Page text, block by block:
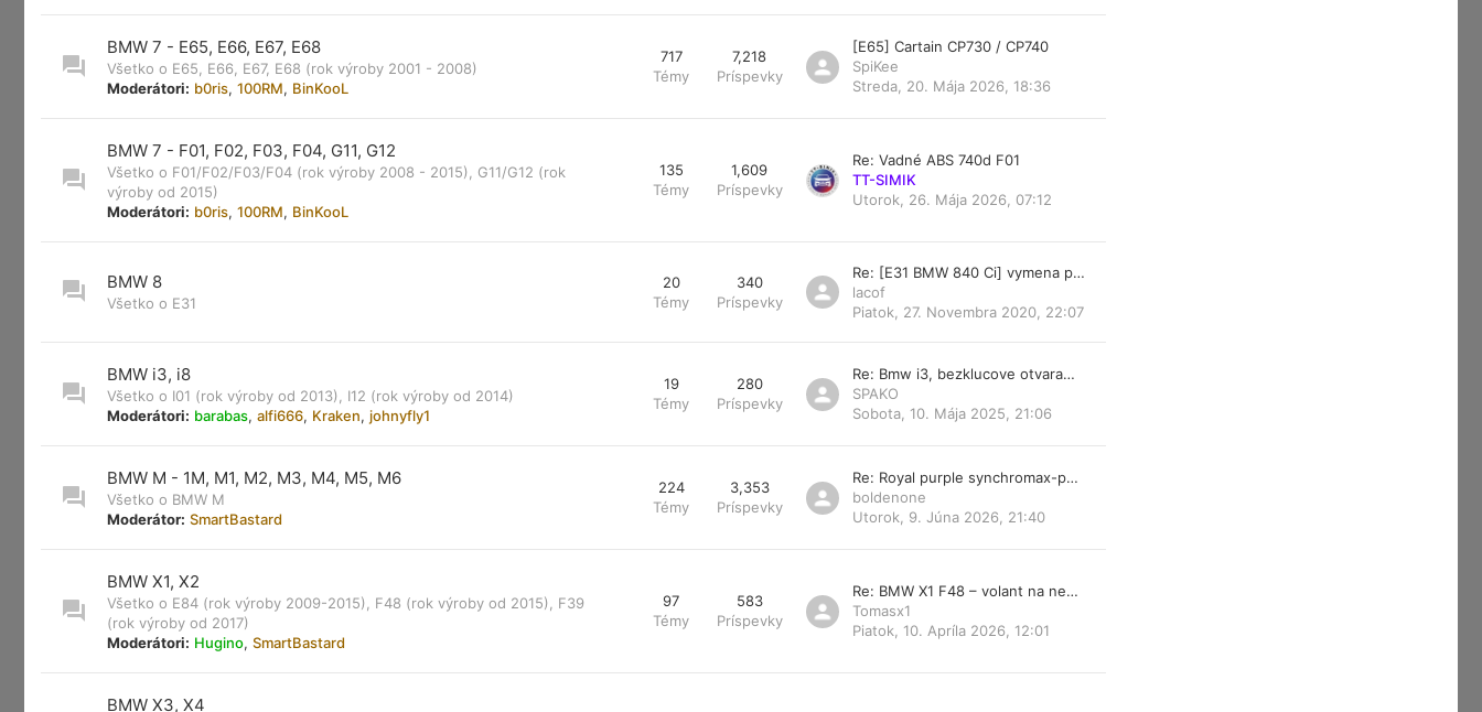
BMW 7 - E65, E66, E67, E68
Všetko o E65, E66, E67, E68 (rok výroby 2001 - 2008)
Moderátori: b0ris, 100RM, BinKooL
717
Témy
7,218
Príspevky
[E65] Cartain CP730 / CP740
SpiKee
Streda, 20. Mája 2026, 18:36
BMW 7 - F01, F02, F03, F04, G11, G12
Všetko o F01/F02/F03/F04 (rok výroby 2008 - 2015), G11/G12 (rok
výroby od 2015)
Moderátori: b0ris, 100RM, BinKooL
135
Témy
1,609
Príspevky
Re: Vadné ABS 740d F01
TT-SIMIK
Utorok, 26. Mája 2026, 07:12
BMW 8
Všetko o E31
20
Témy
340
Príspevky
Re: [E31 BMW 840 Ci] vymena p…
lacof
Piatok, 27. Novembra 2020, 22:07
BMW i3, i8
Všetko o I01 (rok výroby od 2013), I12 (rok výroby od 2014)
Moderátori: barabas, alfi666, Kraken, johnyfly1
19
Témy
280
Príspevky
Re: Bmw i3, bezklucove otvara…
SPAKO
Sobota, 10. Mája 2025, 21:06
BMW M - 1M, M1, M2, M3, M4, M5, M6
Všetko o BMW M
Moderátor: SmartBastard
224
Témy
3,353
Príspevky
Re: Royal purple synchromax-p…
boldenone
Utorok, 9. Júna 2026, 21:40
BMW X1, X2
Všetko o E84 (rok výroby 2009-2015), F48 (rok výroby od 2015), F39
(rok výroby od 2017)
Moderátori: Hugino, SmartBastard
97
Témy
583
Príspevky
Re: BMW X1 F48 – volant na ne…
Tomasx1
Piatok, 10. Apríla 2026, 12:01
BMW X3, X4